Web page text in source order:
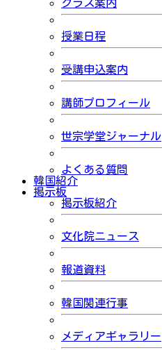
クラス案内
授業日程
受講申込案内
講師プロフィール
世宗学堂ジャーナル
よくある質問
韓国紹介
掲示板
掲示板紹介
文化院ニュース
報道資料
韓国関連行事
メディアギャラリー